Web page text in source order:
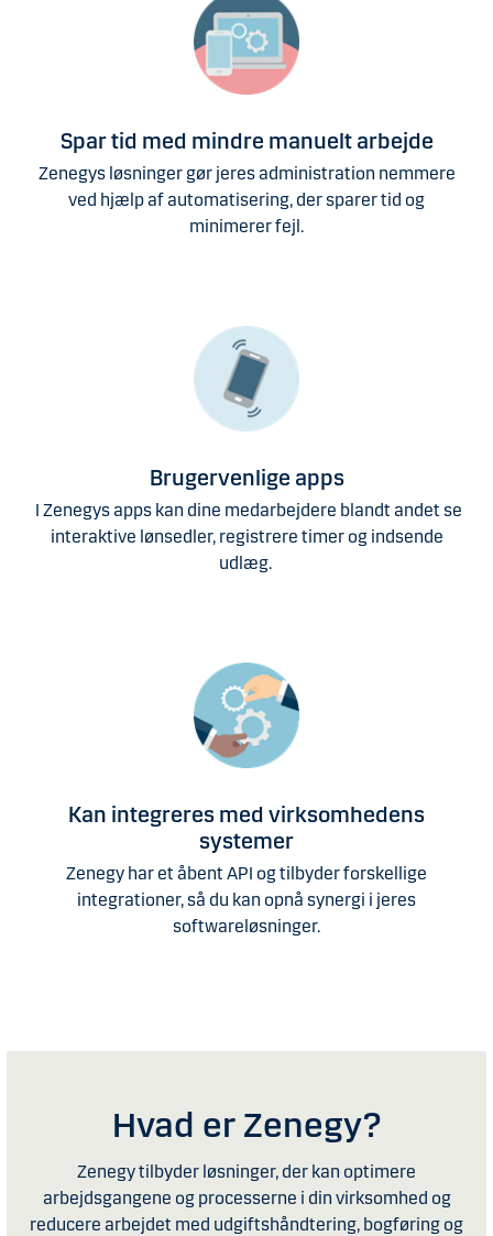
Spar tid med mindre manuelt arbejde
Zenegys løsninger gør jeres administration nemmere
ved hjælp af automatisering, der sparer tid og
minimerer fejl.
Brugervenlige apps
I Zenegys apps kan dine medarbejdere blandt andet se
interaktive lønsedler, registrere timer og indsende
udlæg.
Kan integreres med virksomhedens
systemer
Zenegy har et åbent API og tilbyder forskellige
integrationer, så du kan opnå synergi i jeres
softwareløsninger.
Hvad er Zenegy?
Zenegy tilbyder løsninger, der kan optimere
arbejdsgangene og processerne i din virksomhed og
reducere arbejdet med udgiftshåndtering, bogføring og